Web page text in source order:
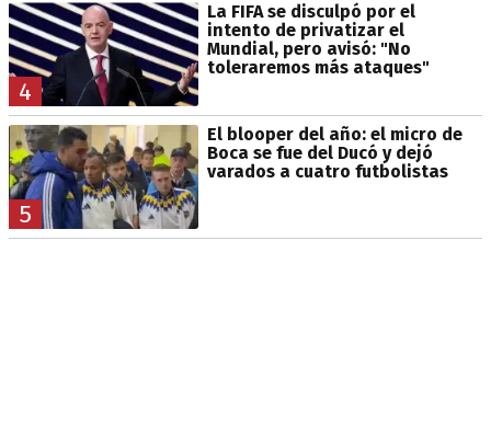
4
La FIFA se disculpó por el
intento de privatizar el
Mundial, pero avisó: "No
toleraremos más ataques"
5
El blooper del año: el micro de
Boca se fue del Ducó y dejó
varados a cuatro futbolistas